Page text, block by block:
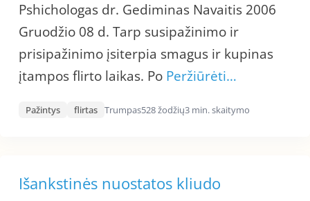
Pshichologas dr. Gediminas Navaitis 2006
Gruodžio 08 d. Tarp susipažinimo ir
prisipažinimo įsiterpia smagus ir kupinas
įtampos flirto laikas. Po Peržiūrėti…
Pažintys flirtas Trumpas528 žodžių3 min. skaitymo
Išankstinės nuostatos kliudo